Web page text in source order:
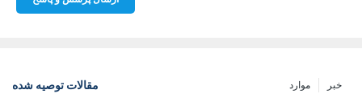
مقالات توصیه شده خبر موارد